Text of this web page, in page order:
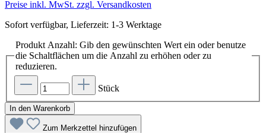
Preise inkl. MwSt. zzgl. Versandkosten
Sofort verfügbar, Lieferzeit: 1-3 Werktage
Produkt Anzahl: Gib den gewünschten Wert ein oder benutze
die Schaltflächen um die Anzahl zu erhöhen oder zu
reduzieren.
Stück
In den Warenkorb
Zum Merkzettel hinzufügen